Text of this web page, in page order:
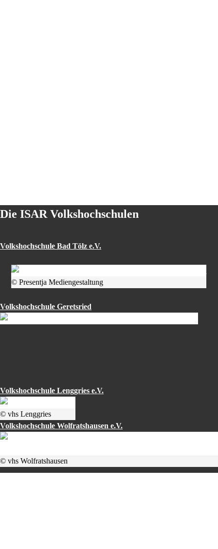
Die ISAR Volkshochschulen
Volkshochschule Bad Tölz e.V.
© Presentja Mediengestaltung
Volkshochschule Geretsried
Volkshochschule Lenggries e.V.
© vhs Lenggries
Volkshochschule Wolfratshausen e.V.
© vhs Wolfratshausen